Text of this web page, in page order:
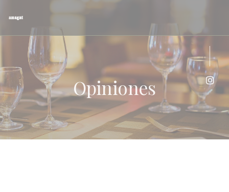
Opiniones